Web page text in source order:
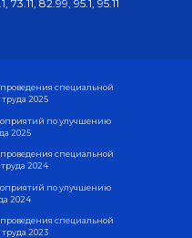
73.11, 82.99, 95.1, 95.11
проведения специальной
2023
проведения специальной
2024
по улучшению
2024
проведения специальной
2025
по улучшению
2025